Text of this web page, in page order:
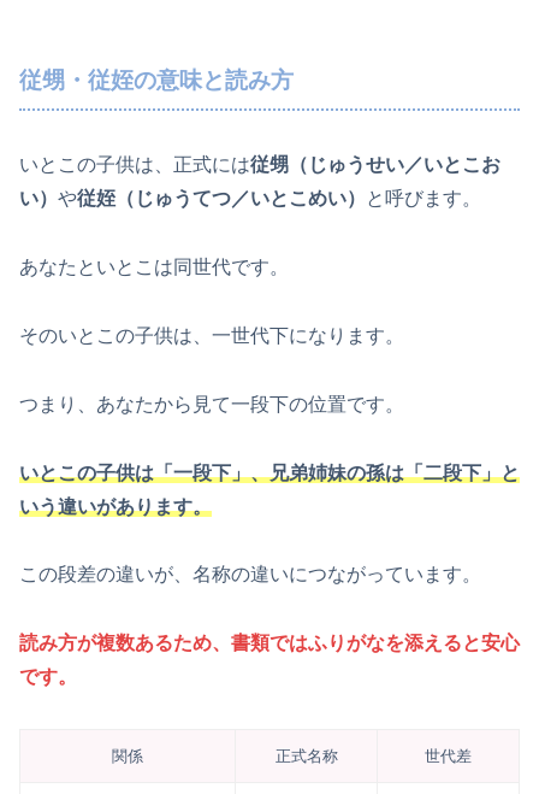
従甥・従姪の意味と読み方
いとこの子供は、正式には従甥（じゅうせい／いとこお
い） や従姪（じゅうてつ／いとこめい） と呼びます。
あなたといとこは同世代です。
そのいとこの子供は、一世代下になります。
つまり、あなたから見て一段下の位置です。
いとこの子供は「一段下」、兄弟姉妹の孫は「二段下」と
いう違いがあります。
この段差の違いが、名称の違いにつながっています。
読み方が複数あるため、書類ではふりがなを添えると安心
です。
関係 正式名称 世代差